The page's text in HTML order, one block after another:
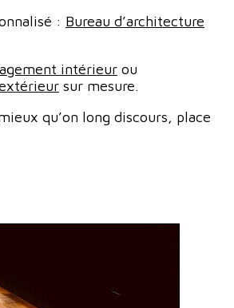
: Bureau d’architecture
intérieur ou
sur mesure.
qu’on long discours, place